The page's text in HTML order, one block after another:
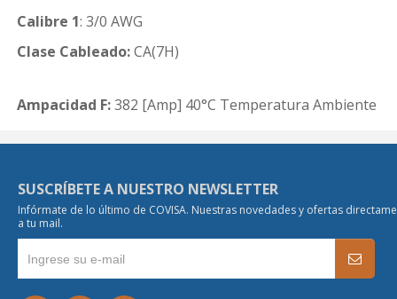
Calibre 1: 3/0 AWG
Clase Cableado:CA(7H)
Ampacidad F:382 [Amp] 40°C Temperatura Ambiente
SUSCRÍBETE A NUESTRO NEWSLETTER
Infórmate de lo último de COVISA. Nuestras novedades y ofertas
a tu mail.